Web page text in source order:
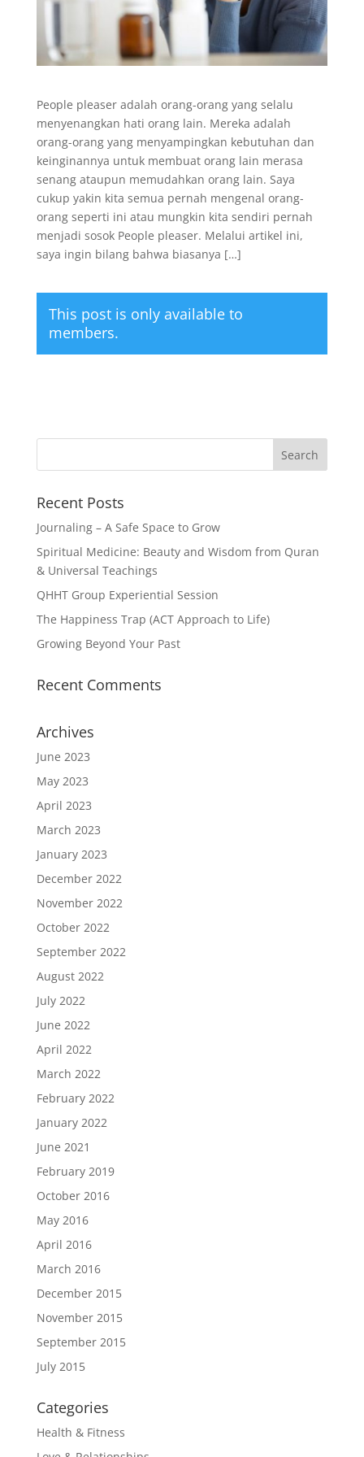
People pleaser adalah orang-orang yang selalu
menyenangkan hati orang lain. Mereka adalah
orang-orang yang menyampingkan kebutuhan dan
keinginannya untuk membuat orang lain merasa
senang ataupun memudahkan orang lain. Saya
cukup yakin kita semua pernah mengenal orang-
orang seperti ini atau mungkin kita sendiri pernah
menjadi sosok People pleaser. Melalui artikel ini,
saya ingin bilang bahwa biasanya […]
This post is only available to
members.
Recent Posts
Journaling – A Safe Space to Grow
Spiritual Medicine: Beauty and Wisdom from Quran
& Universal Teachings
QHHT Group Experiential Session
The Happiness Trap (ACT Approach to Life)
Growing Beyond Your Past
Recent Comments
Archives
June 2023
May 2023
April 2023
March 2023
January 2023
December 2022
November 2022
October 2022
September 2022
August 2022
July 2022
June 2022
April 2022
March 2022
February 2022
January 2022
June 2021
February 2019
October 2016
May 2016
April 2016
March 2016
December 2015
November 2015
September 2015
July 2015
Categories
Health & Fitness